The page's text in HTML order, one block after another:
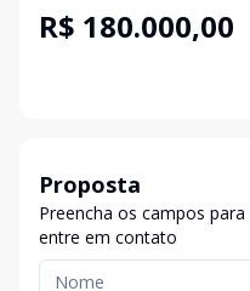
R$ 180.000,00
Proposta
Preencha os campos
entre em contato